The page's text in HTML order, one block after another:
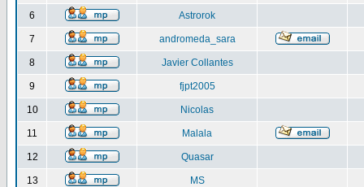
6 Astrorok
7 andromeda_sara
8 Javier Collantes
9 fjpt2005
10 Nicolas
11 Malala
12 Quasar
13 MS